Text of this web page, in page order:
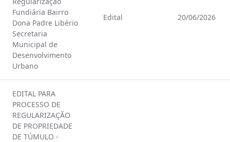
Fundiária Bairro
Dona Padre Libério
Secretaria
Municipal de
Desenvolvimento
Urbano
Edital 20/06/2026
EDITAL PARA
PROCESSO DE
REGULARIZAÇÃO
DE PROPRIEDADE
DE TÚMULO -